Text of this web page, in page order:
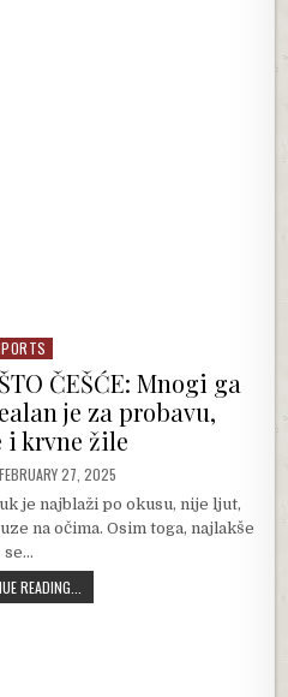
in
ČEŠĆE: Mnogi ga
je za probavu,
i krvne žile
PUBLISHED DATE:
FEBRUARY 27, 2025
je najblaži po okusu, nije ljut,
na očima. Osim toga, najlakše
se…
READING...